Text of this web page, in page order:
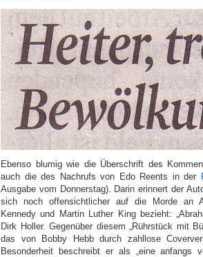
Ebenso blumig wie die Überschrift des
auch die des Nachrufs von Edo Reents in der
Ausgabe vom Donnerstag). Darin erinnert der
sich noch offensichtlicher auf die Morde an
Kennedy und Martin Luther King bezieht:
Dirk Holler. Gegenüber diesem „Rührstück mit
das von Bobby Hebb durch zahllose
Besonderheit beschreibt er als „eine anfangs